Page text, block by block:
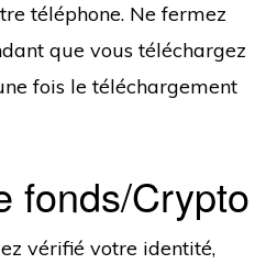
téléphone. Ne fermez
que vous téléchargez
fois le téléchargement
fonds/Crypto
vérifié votre identité,